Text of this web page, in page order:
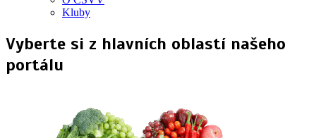
Kluby
Vyberte si z hlavních oblastí našeho
portálu